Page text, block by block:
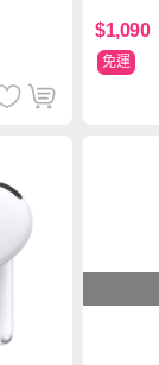
$1,090
免運